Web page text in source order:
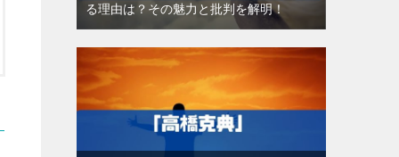
る理由は？その魅力と批判を解明！